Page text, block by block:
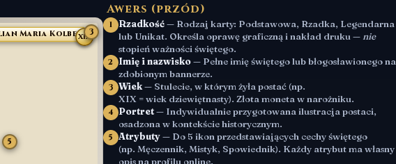
Awers (przód)
Maria KolbeXIX3
5
1 Rzadkość— Rodzaj karty: Podstawowa, Rzadka, Legendarna
lub Unikat. Określa oprawę graficzną i nakład druku — nie
stopień ważności świętego.
2 Imię i nazwisko— Pełne imię świętego lub błogosławionego na
zdobionym bannerze.
3 Wiek— Stulecie, w którym żyła postać (np.
XIX = wiek dziewiętnasty). Złota moneta w narożniku.
4 Portret— Indywidualnie przygotowana ilustracja postaci,
osadzona w kontekście historycznym.
5 Atrybuty— Do 5 ikon przedstawiających cechy świętego
(np. Męczennik, Mistyk, Spowiednik). Każdy atrybut ma własny
opis na profilu online.